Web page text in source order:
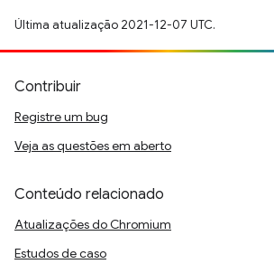
Última atualização 2021-12-07 UTC.
Contribuir
Registre um bug
Veja as questões em aberto
Conteúdo relacionado
Atualizações do Chromium
Estudos de caso